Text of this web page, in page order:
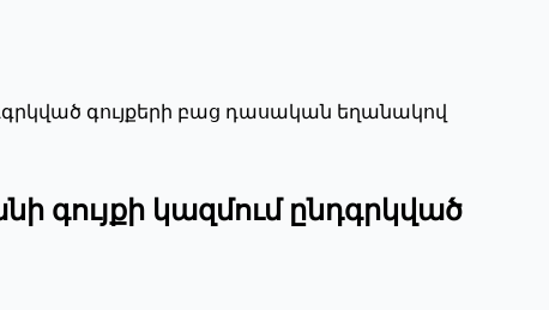
գույքերի բաց դասական եղանակով
գույքի կազմում ընդգրկված